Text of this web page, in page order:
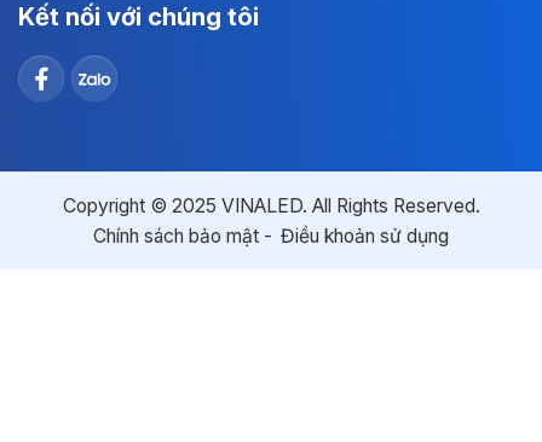
Kết nối với chúng tôi
Copyright © 2025 VINALED. All Rights Reserved.
Chính sách bảo mật
Điều khoản sử dụng